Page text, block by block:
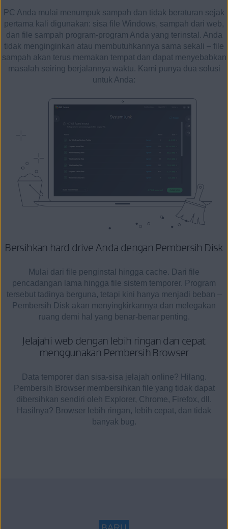
PC Anda mulai menumpuk sampah dan tidak beraturan sejak
pertama kali digunakan: sisa file Windows, sampah dari web,
dan file sampah program-program Anda yang terinstal. Anda
tidak menginginkan atau membutuhkannya sama sekali – file
sampah akan terus memakan tempat dan dapat menyebabkan
masalah seiring berjalannya waktu. Kami punya dua solusi
untuk Anda:
Bersihkan hard drive Anda dengan Pembersih Disk
Mulai dari file penginstal hingga cache. Dari file
pencadangan lama hingga file sistem temporer. Program
tersebut tadinya berguna, tetapi kini hanya menjadi beban –
Pembersih Disk akan menyingkirkannya dan melegakan
ruang demi hal yang benar-benar penting.
Jelajahi web dengan lebih ringan dan cepat
menggunakan Pembersih Browser
Data temporer dan sisa-sisa jelajah online? Hilang.
Pembersih Browser membersihkan file yang tidak dapat
dibersihkan sendiri oleh Explorer, Chrome, Firefox, dll.
Hasilnya? Browser lebih ringan, lebih cepat, dan tidak
banyak bug.